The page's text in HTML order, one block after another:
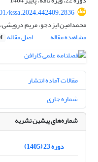
kssa.2024.442409.2836
محمدامین ایزدجو، مریم
مشاهده مقاله
اصل مقاله
مقالات آماده انتشار
شماره جاری
شماره‌های پیشین نشریه
دوره 23 (1405)